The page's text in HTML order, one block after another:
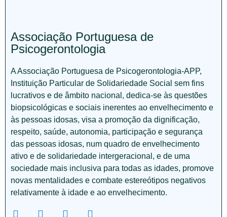
Associação Portuguesa de
Psicogerontologia
A Associação Portuguesa de Psicogerontologia-APP,
Instituição Particular de Solidariedade Social sem fins
lucrativos e de âmbito nacional, dedica-se às questões
biopsicológicas e sociais inerentes ao envelhecimento e
às pessoas idosas, visa a promoção da dignificação,
respeito, saúde, autonomia, participação e segurança
das pessoas idosas, num quadro de envelhecimento
ativo e de solidariedade intergeracional, e de uma
sociedade mais inclusiva para todas as idades, promove
novas mentalidades e combate estereótipos negativos
relativamente à idade e ao envelhecimento.